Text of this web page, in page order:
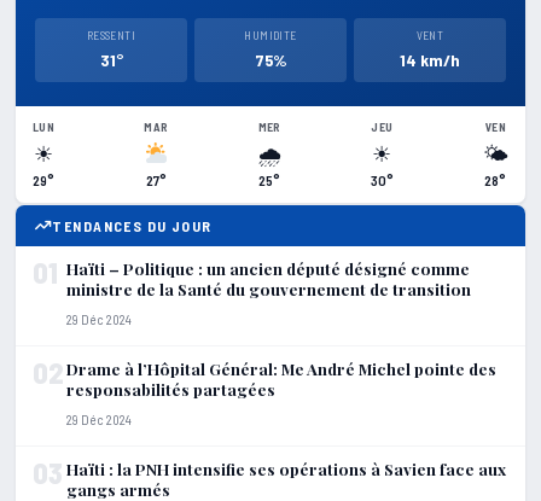
RESSENTI
31°
HUMIDITE
75%
VENT
14 km/h
LUN
☀
29°
MAR
27°
MER
🌧
25°
JEU
☀
30°
VEN
🌤
28°
TENDANCES DU JOUR
01 Haïti – Politique : un ancien député désigné comme
ministre de la Santé du gouvernement de transition
29 Déc 2024
02Drame à l’Hôpital Général: Me André Michel pointe des
responsabilités partagées
29 Déc 2024
03 Haïti : la PNH intensifie ses opérations à Savien face aux
gangs armés